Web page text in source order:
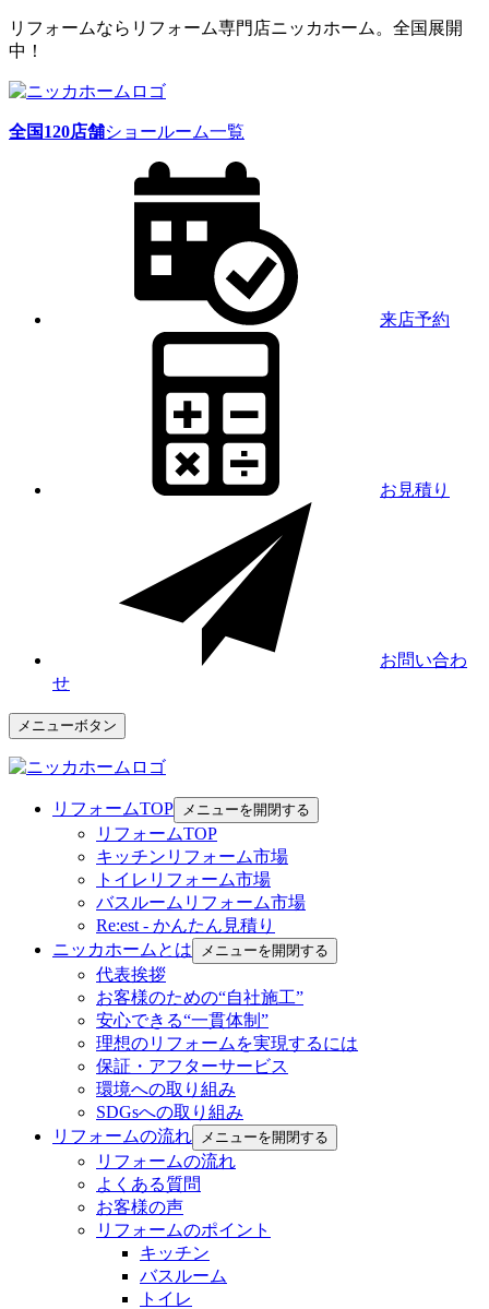
リフォームならリフォーム専門店ニッカホーム。全国展開
中！
全国120店舗ショールーム一覧
来店予約
お見積り
お問い合わ
せ
メニューボタン
リフォームTOP メニューを開閉する
リフォームTOP
キッチンリフォーム市場
トイレリフォーム市場
バスルームリフォーム市場
Re:est - かんたん見積り
ニッカホームとは
メニューを開閉する
代表挨拶
お客様のための“自社施工”
安心できる“一貫体制”
理想のリフォームを実現するには
保証・アフターサービス
環境への取り組み
SDGsへの取り組み
リフォームの流れ
メニューを開閉する
リフォームの流れ
よくある質問
お客様の声
リフォームのポイント
キッチン
バスルーム
トイレ